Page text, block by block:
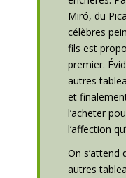
Miró, du
célèbres
fils est
premier.
autres
et
l’acheter
l’affection
On s’attend
autres